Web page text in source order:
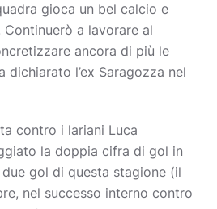
gioca un bel calcio e
a lavorare al
ancora di più le
dichiarato l’ex Saragozza nel
contro i lariani Luca
la doppia cifra di gol in
gol di questa stagione (il
nel successo interno contro